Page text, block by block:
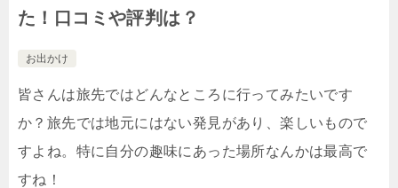
た！口コミや評判は？
お出かけ
皆さんは旅先ではどんなところに行ってみたいです
か？旅先では地元にはない発見があり、楽しいもので
すよね。特に自分の趣味にあった場所なんかは最高で
すね！